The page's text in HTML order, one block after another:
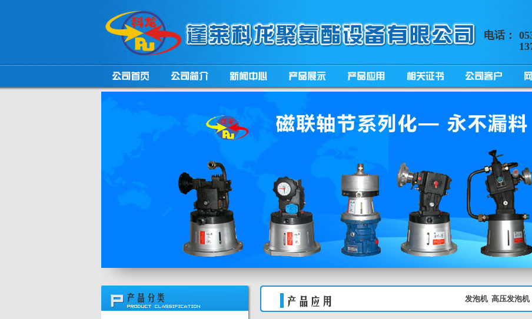
电话：
发泡机 高压发泡机